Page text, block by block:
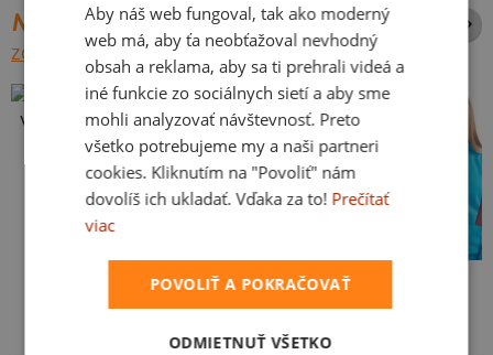
NAJPREDÁVANEJŠIE POTLAČE
ZOBRAZIŤ VŠETKY
Vlastná potlač
Kakat-du
Aby náš web fungoval, tak ako moderný
web má, aby ťa neobťažoval nevhodný
obsah a reklama, aby sa ti prehrali videá a
iné funkcie zo sociálnych sietí a aby sme
mohli analyzovať návštevnosť. Preto
všetko potrebujeme my a naši partneri
cookies. Kliknutím na "Povoliť" nám
dovolíš ich ukladať. Vďaka za to! Prečítať
viac
POVOLIŤ A POKRAČOVAŤ
ODMIETNUŤ VŠETKO